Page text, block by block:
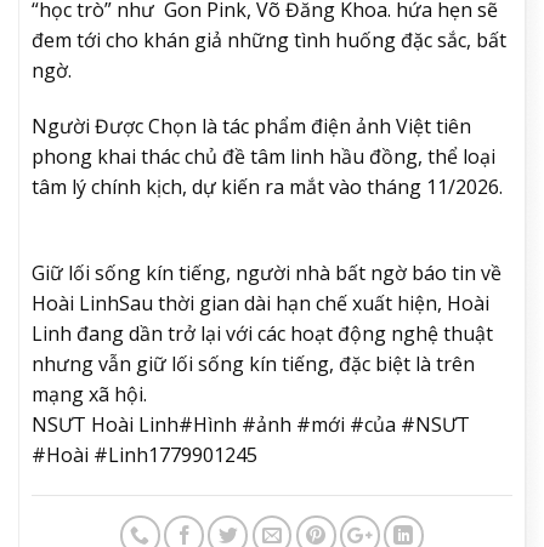
“học trò” như Gon Pink, Võ Đăng Khoa. hứa hẹn sẽ
đem tới cho khán giả những tình huống đặc sắc, bất
ngờ.
Người Được Chọn là tác phẩm điện ảnh Việt tiên
phong khai thác chủ đề tâm linh hầu đồng, thể loại
tâm lý chính kịch, dự kiến ra mắt vào tháng 11/2026.
Giữ lối sống kín tiếng, người nhà bất ngờ báo tin về
Hoài LinhSau thời gian dài hạn chế xuất hiện, Hoài
Linh đang dần trở lại với các hoạt động nghệ thuật
nhưng vẫn giữ lối sống kín tiếng, đặc biệt là trên
mạng xã hội.
NSƯT Hoài Linh#Hình #ảnh #mới #của #NSƯT
#Hoài #Linh1779901245